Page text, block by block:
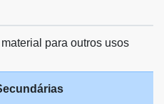
material para outros usos